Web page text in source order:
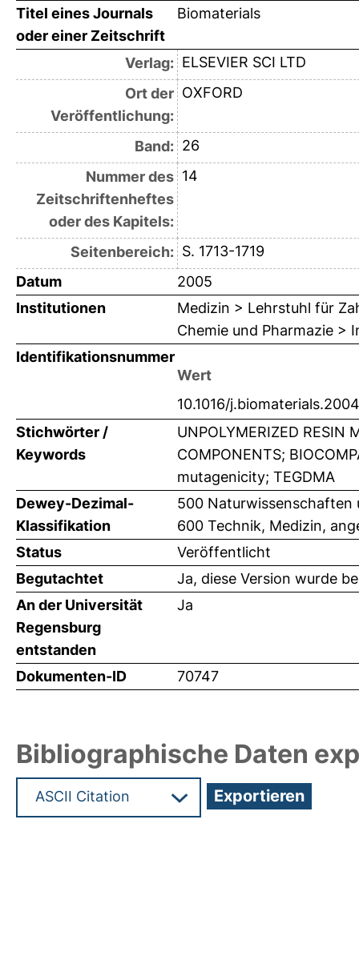
Titel eines Journals
oder einer Zeitschrift
Biomaterials
Verlag: ELSEVIER SCI LTD
Ort der
Veröffentlichung:
OXFORD
Band: 26
Nummer des
Zeitschriftenheftes
oder des Kapitels:
14
Seitenbereich: S. 1713-1719
Datum
2005
Institutionen
Medizin > Lehrstuhl für
Chemie und Pharmazie >
Identifikationsnummer
Wert
10.1016/
Stichwörter /
Keywords
UNPOLYMERIZED RESIN
COMPONENTS;
mutagenicity; TEGDMA
Dewey-Dezimal-
Klassifikation
500 Naturwissenschaften
600 Technik, Medizin,
Status
Veröffentlicht
Begutachtet
Ja, diese Version wurde
An der Universität
Regensburg
entstanden
Ja
Dokumenten-ID 70747
Bibliographische Daten